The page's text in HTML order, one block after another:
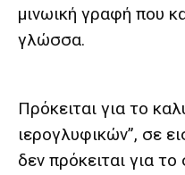
μινωική γραφή που
γλώσσα.
Πρόκειται για το
ιερογλυφικών”, σε
δεν πρόκειται για